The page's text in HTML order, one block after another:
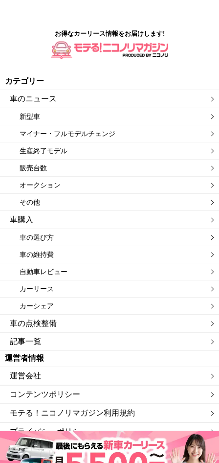
お得なカーリース情報をお届けします!
カテゴリー
車のニュース
新型車
マイナー・フルモデルチェンジ
生産終了モデル
販売台数
オークション
その他
車購入
車の選び方
車の維持費
自動車レビュー
カーリース
カーシェア
車の点検整備
記事一覧
運営者情報
運営会社
コンテンツポリシー
モテる！ニコノリマガジン利用規約
プライバシーポリシー
サイトマップ